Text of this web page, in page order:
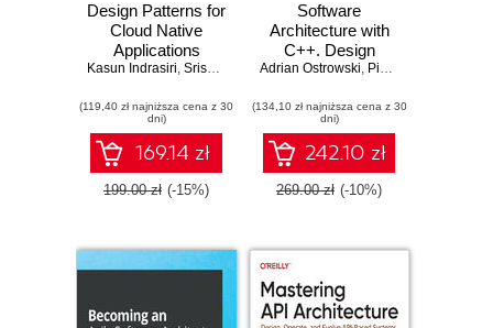
Design Patterns for
Cloud Native
Applications
Kasun Indrasiri, Sriskandarajah Suhothayan
(119,40 zł najniższa cena z 30
dni)
169.14 zł
199.00 zł (-15%)
Software
Architecture with
C++. Design
modern systems
architecture
concepts, design
patterns, and
techniques with
C++20
Adrian Ostrowski, Piotr Gaczkowski
(134,10 zł najniższa cena z 30
dni)
242.10 zł
269.00 zł (-10%)